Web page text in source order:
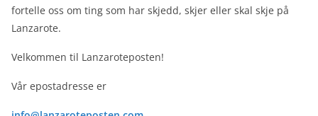
fortelle oss om ting som har skjedd, skjer eller skal skje på
Lanzarote.
Velkommen til Lanzaroteposten!
Vår epostadresse er